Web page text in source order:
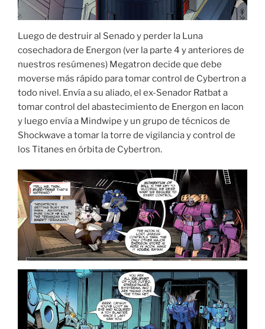
Luego de destruir al Senado y perder la Luna
cosechadora de Energon (ver la parte 4 y anteriores de
nuestros resúmenes) Megatron decide que debe
moverse más rápido para tomar control de Cybertron a
todo nivel. Envía a su aliado, el ex-Senador Ratbat a
tomar control del abastecimiento de Energon en Iacon
y luego envía a Mindwipe y un grupo de técnicos de
Shockwave a tomar la torre de vigilancia y control de
los Titanes en órbita de Cybertron.